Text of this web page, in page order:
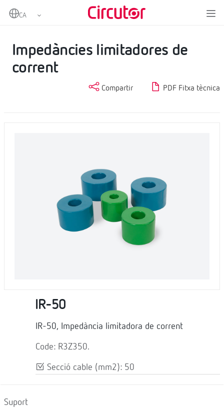
Home
Bateries de condensadors, maniobra per contactors
Impedàncies limitadores de
corrent
Compartir PDF Fitxa tècnica
IR-50
IR-50, Impedància limitadora de corrent
Code: R3Z350.
Secció cable (mm2): 50
Suport